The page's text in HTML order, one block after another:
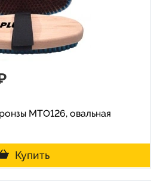
MTO126, овальная
Купить